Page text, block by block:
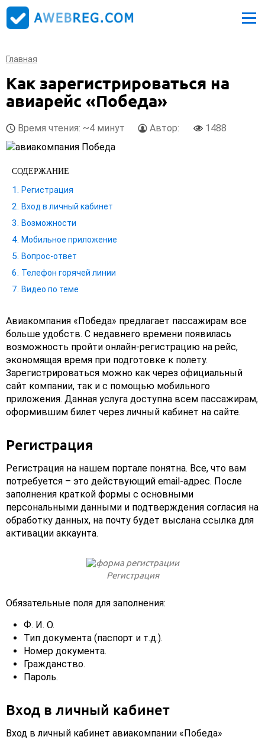
Главная
Как зарегистрироваться на
авиарейс «Победа»
Время чтения: ~4 минут Автор: 1488
СОДЕРЖАНИЕ
Регистрация
Вход в личный кабинет
Возможности
Мобильное приложение
Вопрос-ответ
Телефон горячей линии
Видео по теме
Авиакомпания «Победа» предлагает пассажирам все
больше удобств. С недавнего времени появилась
возможность пройти онлайн-регистрацию на рейс,
экономящая время при подготовке к полету.
Зарегистрироваться можно как через официальный
сайт компании, так и с помощью мобильного
приложения. Данная услуга доступна всем пассажирам,
оформившим билет через личный кабинет на сайте.
Регистрация
Регистрация на нашем портале понятна. Все, что вам
потребуется – это действующий email-адрес. После
заполнения краткой формы с основными
персональными данными и подтверждения согласия на
обработку данных, на почту будет выслана ссылка для
активации аккаунта.
Регистрация
Обязательные поля для заполнения:
Ф. И. О.
Тип документа (паспорт и т.д.).
Номер документа.
Гражданство.
Пароль.
Вход в личный кабинет
Вход в личный кабинет авиакомпании «Победа»